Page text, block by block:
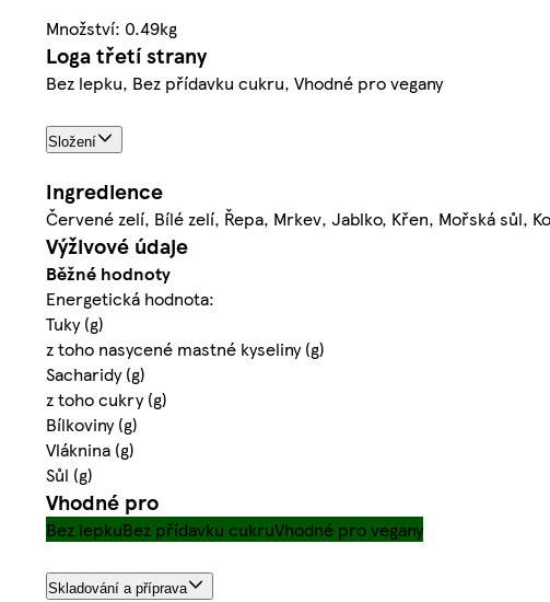
Množství: 0.49kg
Loga třetí strany
Bez lepku, Bez přídavku cukru, Vhodné pro vegany
Složení
Ingredience
Červené zelí, Bílé zelí, Řepa, Mrkev, Jablko, Křen, Mořská sůl,
Výživové údaje
Běžné hodnoty
Energetická hodnota:
Tuky (g)
z toho nasycené mastné kyseliny (g)
Sacharidy (g)
z toho cukry (g)
Bílkoviny (g)
Vláknina (g)
Sůl (g)
Vhodné pro
Bez lepkuBez přídavku cukruVhodné pro vegany
Skladování a příprava